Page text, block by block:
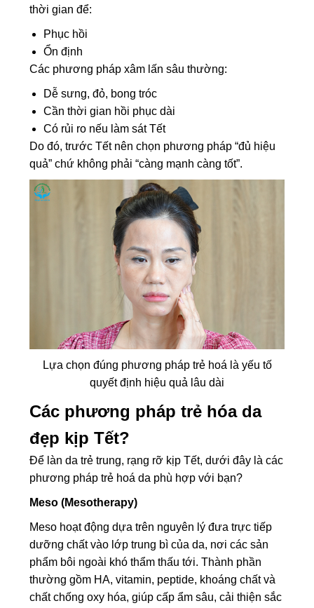
thời gian để:
Phục hồi
Ổn định
Các phương pháp xâm lấn sâu thường:
Dễ sưng, đỏ, bong tróc
Cần thời gian hồi phục dài
Có rủi ro nếu làm sát Tết
Do đó, trước Tết nên chọn phương pháp “đủ hiệu
quả” chứ không phải “càng mạnh càng tốt”.
Lựa chọn đúng phương pháp trẻ hoá là yếu tố
quyết định hiệu quả lâu dài
Các phương pháp trẻ hóa da
đẹp kịp Tết?
Để làn da trẻ trung, rạng rỡ kịp Tết, dưới đây là các
phương pháp trẻ hoá da phù hợp với bạn?
Meso (Mesotherapy)
Meso hoạt động dựa trên nguyên lý đưa trực tiếp
dưỡng chất vào lớp trung bì của da, nơi các sản
phẩm bôi ngoài khó thẩm thấu tới. Thành phần
thường gồm HA, vitamin, peptide, khoáng chất và
chất chống oxy hóa, giúp cấp ẩm sâu, cải thiện sắc